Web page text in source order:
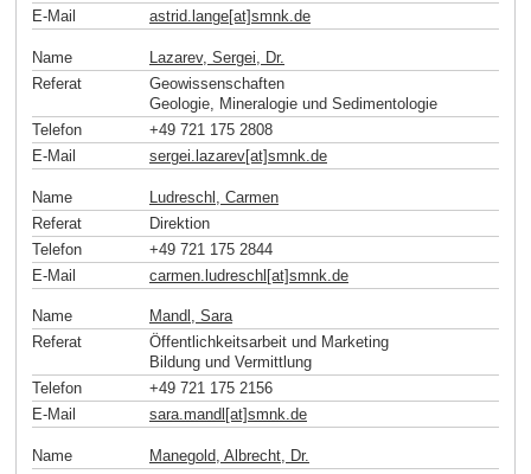
E-Mail
astrid.lange[at]smnk de
Name
Lazarev, Sergei, Dr.
Referat
Geowissenschaften
Geologie, Mineralogie und Sedimentologie
Telefon
+49 721 175 2808
E-Mail
sergei.lazarev[at]smnk de
Name
Ludreschl, Carmen
Referat
Direktion
Telefon
+49 721 175 2844
E-Mail
carmen.ludreschl[at]smnk de
Name
Mandl, Sara
Referat
Öffentlichkeitsarbeit und Marketing
Bildung und Vermittlung
Telefon
+49 721 175 2156
E-Mail
sara.mandl[at]smnk.de
Name
Manegold, Albrecht, Dr.